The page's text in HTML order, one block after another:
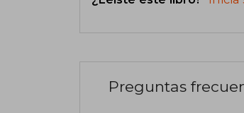
Preguntas